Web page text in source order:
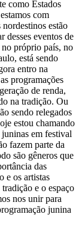
como Estados
com
estão
desses eventos de
no próprio país, no
está sendo
entro na
programações
de renda,
na tradição. Ou
sendo relegados
estou chamando
em festival
fazem parte da
são gêneros que
das
e os artistas
e o espaço
nos unir para
junina